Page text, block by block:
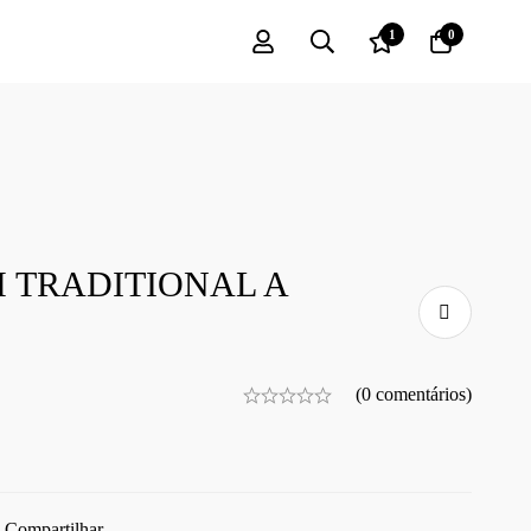
1 0
TRADITIONAL A
(0 comentários)